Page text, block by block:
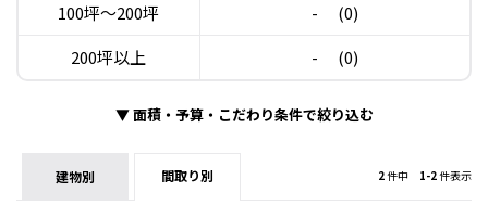
100坪〜200坪
-
(0)
200坪以上
- (0)
▼面積・予算・こだわり条件で絞り込む
建物別 間取り別 2件中 1-2件表示